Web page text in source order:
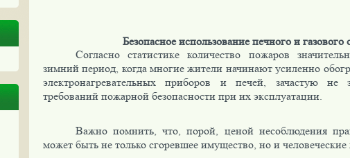
Безопасное использование печного и газового
Согласно статистике количество пожаров
зимний период, когда многие жители начинают усиленно
электронагревательных приборов и печей, зачастую не
требований пожарной безопасности при их эксплуатации.
Важно помнить, что, порой, ценой несоблюдения
может быть не только сгоревшее имущество, но и